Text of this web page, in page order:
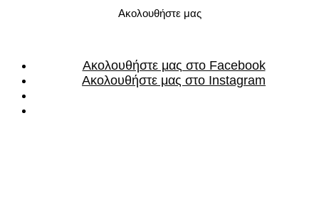
Ακολουθήστε μας
Ακολουθήστε μας στο Facebook
Ακολουθήστε μας στο Instagram